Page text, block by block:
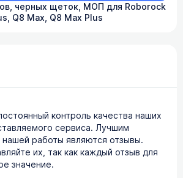
черных щеток, МОП для Roborock
Q8 Max, Q8 Max Plus
контроль качества наших
сервиса. Лучшим
работы являются отзывы.
их, так как каждый отзыв для
значение.